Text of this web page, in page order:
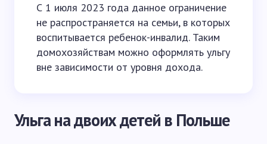
С 1 июля 2023 года данное ограничение
не распространяется на семьи, в которых
воспитывается ребенок-инвалид. Таким
домохозяйствам можно оформлять ульгу
вне зависимости от уровня дохода.
Ульга на двоих детей в Польше